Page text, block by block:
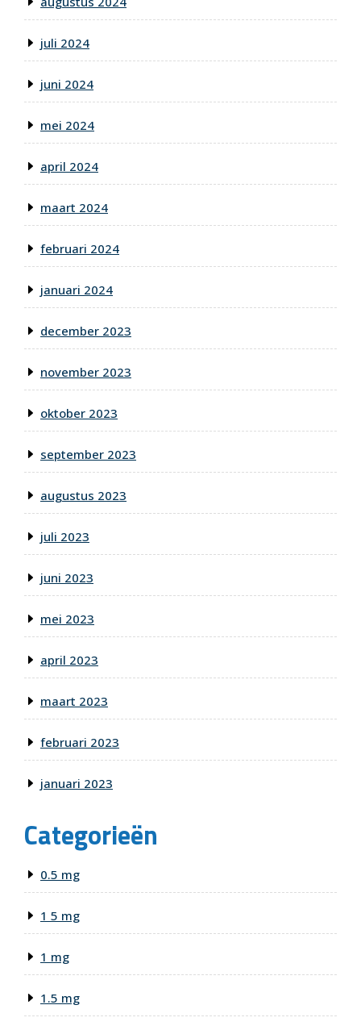
juli 2024
juni 2024
mei 2024
april 2024
maart 2024
februari 2024
januari 2024
december 2023
november 2023
oktober 2023
september 2023
augustus 2023
juli 2023
juni 2023
mei 2023
april 2023
maart 2023
februari 2023
januari 2023
Categorieën
0.5 mg
1 5 mg
1 mg
1.5 mg